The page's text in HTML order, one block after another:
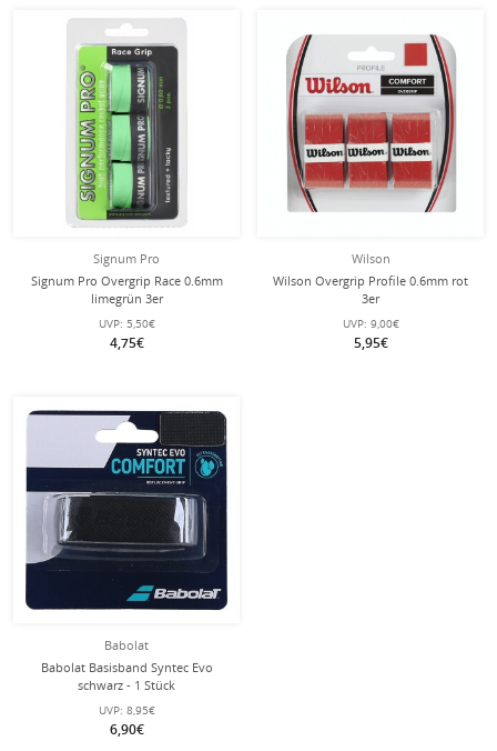
Signum Pro
Signum Pro Overgrip Race 0.6mm
limegrün 3er
UVP: 5,50€
4,75€
Wilson
Wilson Overgrip Profile 0.6mm rot
3er
UVP: 9,00€
5,95€
Babolat
Babolat Basisband Syntec Evo
schwarz - 1 Stück
UVP: 8,95€
6,90€